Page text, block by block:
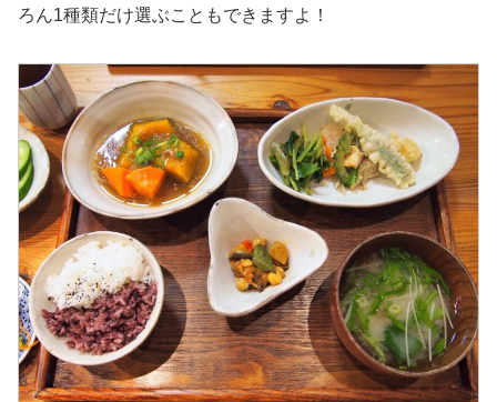
ろん1種類だけ選ぶこともできますよ！